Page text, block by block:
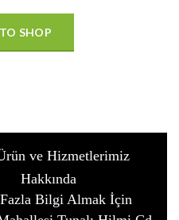
SHOP
ve Hizmetlerimiz
Hakkında
Bilgi Almak İçin